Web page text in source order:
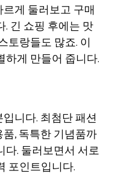
게 둘러보고 구매
긴 쇼핑 후에는 맛
토랑들도 많죠. 이
하게 만들어 줍니다.
니다. 최첨단 패션
, 독특한 기념품까
다. 둘러보면서 서로
포인트입니다.